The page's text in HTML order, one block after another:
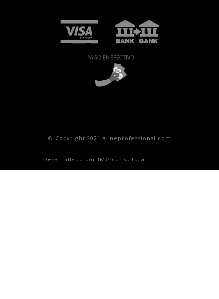
© Copyright 2021 alineprofessional.com
Desarrollado por IMG consultora